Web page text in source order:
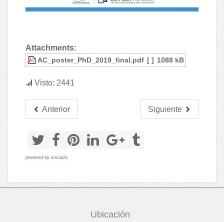
Attachments:
AC_poster_PhD_2019_final.pdf [ ] 1088 kB
Visto: 2441
Anterior Siguiente
powered by social2s
Ubicación